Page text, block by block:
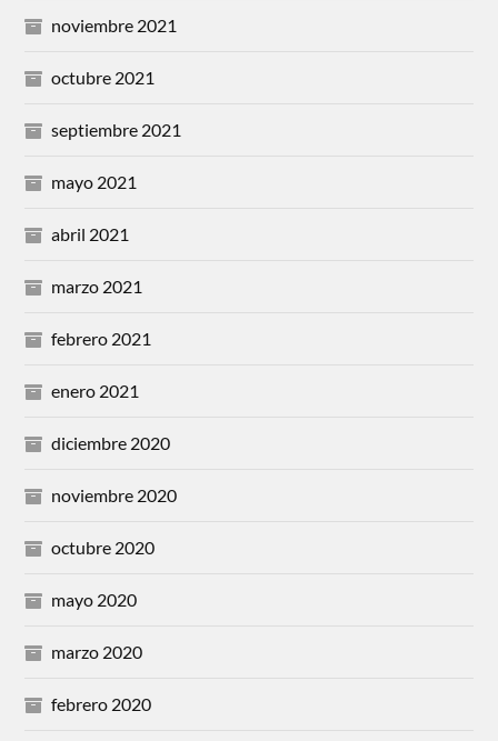
noviembre 2021
octubre 2021
septiembre 2021
mayo 2021
abril 2021
marzo 2021
febrero 2021
enero 2021
diciembre 2020
noviembre 2020
octubre 2020
mayo 2020
marzo 2020
febrero 2020